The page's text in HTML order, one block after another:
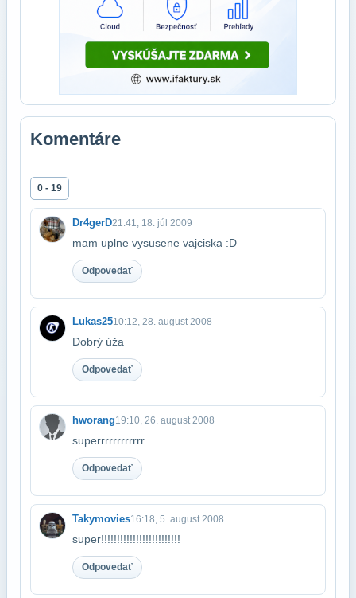
Komentáre
0 - 19
Dr4gerD21:41, 18. júl 2009
mam uplne vysusene vajciska :D
Odpovedať
Lukas2510:12, 28. august 2008
Dobrý úža
Odpovedať
hworang19:10, 26. august 2008
superrrrrrrrrrrr
Odpovedať
Takymovies16:18, 5. august 2008
super!!!!!!!!!!!!!!!!!!!!!!!!!
Odpovedať